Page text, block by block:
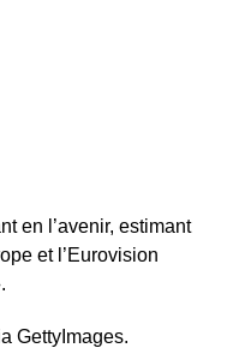
en l’avenir, estimant
et l’Eurovision
GettyImages.